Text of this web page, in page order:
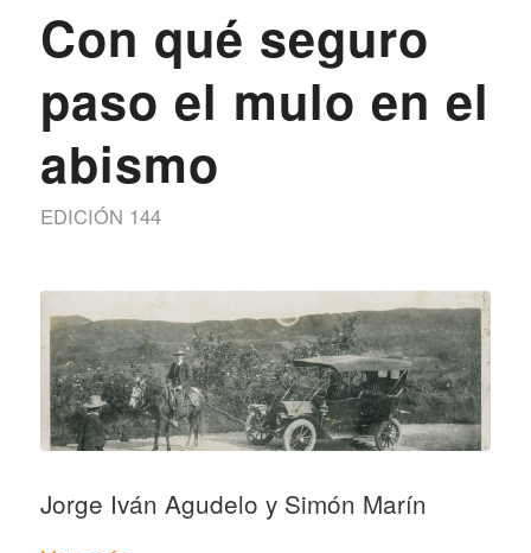
Con qué seguro
paso el mulo en el
abismo
EDICIÓN 144
Jorge Iván Agudelo y Simón Marín